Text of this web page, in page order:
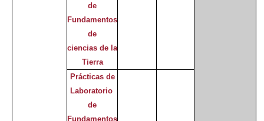
de
Fundamentos
de
ciencias de la
Tierra
Prácticas de
Laboratorio
de
Fundamentos